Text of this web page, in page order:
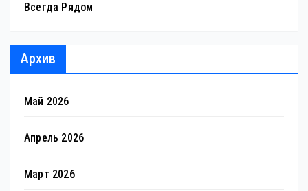
Всегда Рядом
Архив
Май 2026
Апрель 2026
Март 2026